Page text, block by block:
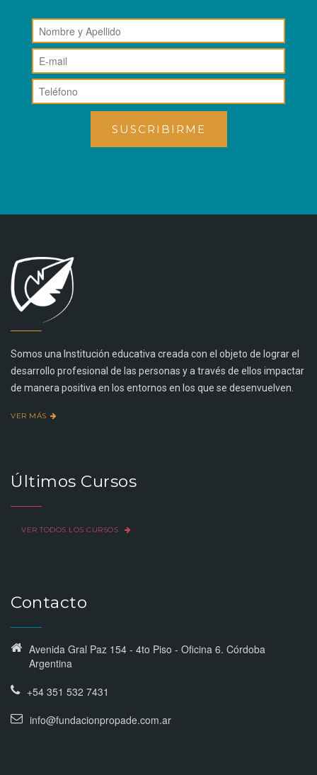
SUSCRIBIRME
Somos una Institución educativa creada con el objeto de lograr el
desarrollo profesional de las personas y a través de ellos impactar
de manera positiva en los entornos en los que se desenvuelven.
VER MÁS
Últimos Cursos
VER TODOS LOS CURSOS
Contacto
Avenida Gral Paz 154 - 4to Piso - Oficina 6. Córdoba
Argentina
+54 351 532 7431
info@fundacionpropade.com.ar